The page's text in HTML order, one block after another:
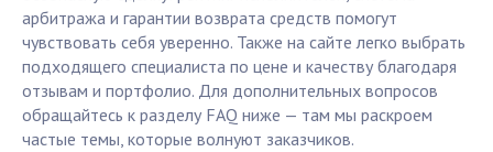
арбитража и гарантии возврата средств помогут
чувствовать себя уверенно. Также на сайте легко выбрать
подходящего специалиста по цене и качеству благодаря
отзывам и портфолио. Для дополнительных вопросов
обращайтесь к разделу FAQ ниже — там мы раскроем
частые темы, которые волнуют заказчиков.